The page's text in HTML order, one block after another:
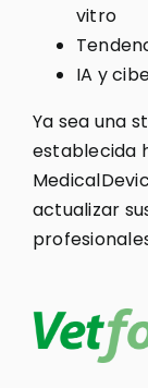
vitro
IA y
Ya sea una
establecida
actualizar